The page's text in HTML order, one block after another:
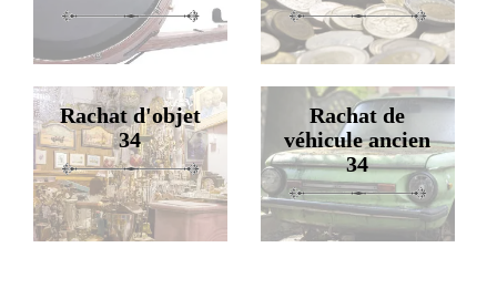
Rachat d'objet
34
Rachat de
véhicule ancien
34